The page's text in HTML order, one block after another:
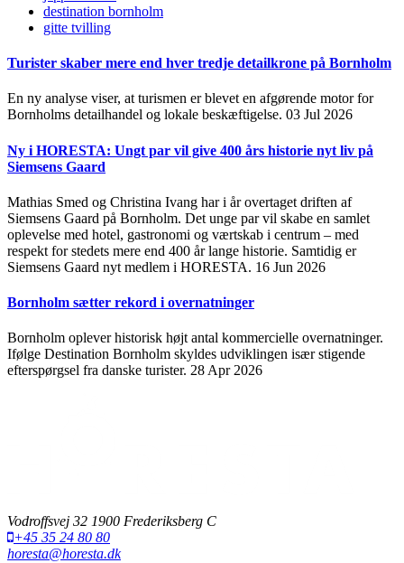
destination bornholm
gitte tvilling
Turister skaber mere end hver tredje detailkrone på Bornholm
En ny analyse viser, at turismen er blevet en afgørende motor for
Bornholms detailhandel og lokale beskæftigelse. 03 Jul 2026
Ny i HORESTA: Ungt par vil give 400 års historie nyt liv på
Siemsens Gaard
Mathias Smed og Christina Ivang har i år overtaget driften af
Siemsens Gaard på Bornholm. Det unge par vil skabe en samlet
oplevelse med hotel, gastronomi og værtskab i centrum – med
respekt for stedets mere end 400 år lange historie. Samtidig er
Siemsens Gaard nyt medlem i HORESTA. 16 Jun 2026
Bornholm sætter rekord i overnatninger
Bornholm oplever historisk højt antal kommercielle overnatninger.
Ifølge Destination Bornholm skyldes udviklingen især stigende
efterspørgsel fra danske turister. 28 Apr 2026
Vodroffsvej 32 1900 Frederiksberg C
+45 35 24 80 80
horesta@horesta.dk